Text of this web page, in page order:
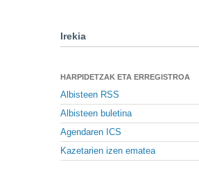
Irekia
HARPIDETZAK ETA ERREGISTROA
Albisteen RSS
Albisteen buletina
Agendaren ICS
Kazetarien izen ematea